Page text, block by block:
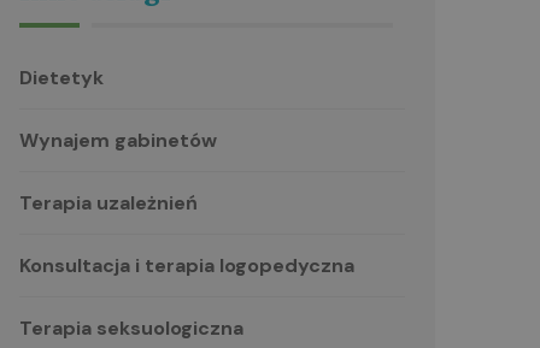
Dietetyk
Wynajem gabinetów
Terapia uzależnień
Konsultacja i terapia logopedyczna
Terapia seksuologiczna